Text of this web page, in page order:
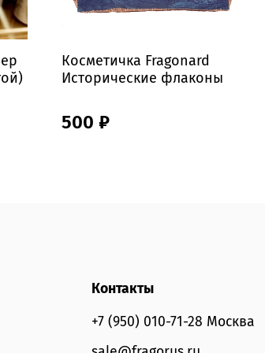
Косметичка Fragonard
Исторические флаконы
500 ₽
Контакты
+7 (950) 010-71-28 Москва